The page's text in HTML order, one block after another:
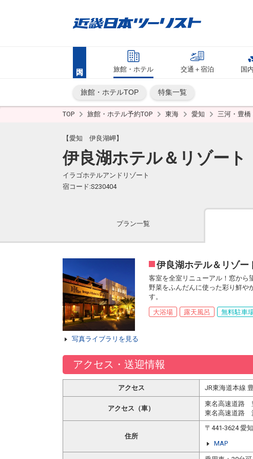
旅館・ホテル 交通＋宿泊 国
旅館・ホテルTOP 特集一覧
TOP 旅館・ホテル予約TOP 東海 愛知 三河・豊橋
【愛知 伊良湖岬】
伊良湖ホテル＆リゾート
イラゴホテルアンドリゾート
宿コード:S230404
プラン一覧
写真ライブラリを見る
伊良湖ホテル＆リゾー
客室を全室リニューアル！窓から
野菜をふんだんに使った彩り鮮や
す。
大浴場
露天風呂 無料駐車
アクセス・送迎情報
アクセス JR東海道本線
アクセス（車）
東名高速道路
東名高速道路
住所
〒441-3624 愛
MAP